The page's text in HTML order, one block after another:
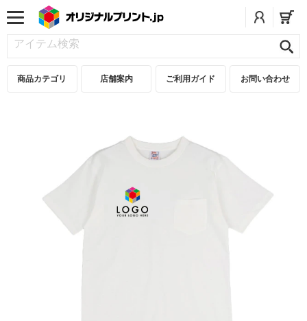
商品カテゴリ 店舗案内 ご利用ガイド お問い合わせ